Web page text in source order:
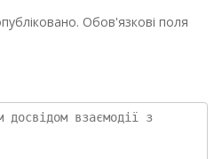
Обов'язкові поля